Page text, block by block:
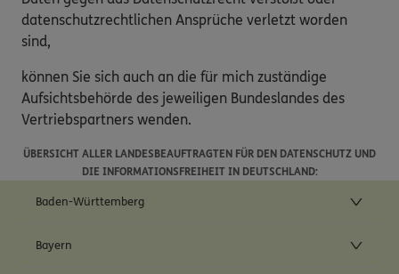
datenschutzrechtlichen Ansprüche verletzt worden
sind,
können Sie sich auch an die für mich zuständige
Aufsichtsbehörde des jeweiligen Bundeslandes des
Vertriebspartners wenden.
ÜBERSICHT ALLER LANDESBEAUFTRAGTEN FÜR DEN DATENSCHUTZ UND
DIE INFORMATIONSFREIHEIT IN DEUTSCHLAND:
Baden-Württemberg
Bayern